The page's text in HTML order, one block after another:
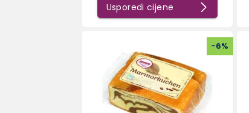
Usporedi cijene
-6%